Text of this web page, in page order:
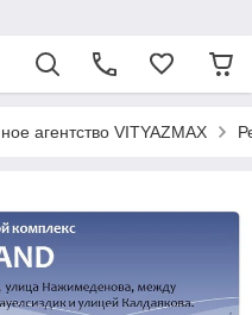
агентство VITYAZMAX